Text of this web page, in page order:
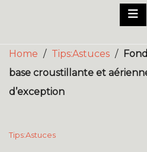
Home / Tips:Astuces /
base croustillante et
d’exception
Tips:Astuces